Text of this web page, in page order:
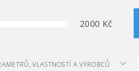
2000 Kč
VLASTNOSTÍ A VÝROBCŮ